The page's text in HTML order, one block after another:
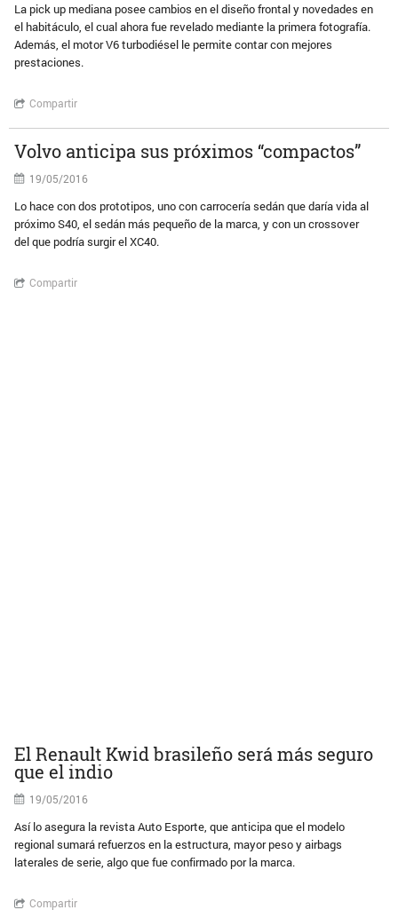
La pick up mediana posee cambios en el diseño frontal y novedades en
el habitáculo, el cual ahora fue revelado mediante la primera fotografía.
Además, el motor V6 turbodiésel le permite contar con mejores
prestaciones.
Compartir
Volvo anticipa sus próximos “compactos”
19/05/2016
Lo hace con dos prototipos, uno con carrocería sedán que daría vida al
próximo S40, el sedán más pequeño de la marca, y con un crossover
del que podría surgir el XC40.
Compartir
El Renault Kwid brasileño será más seguro
que el indio
19/05/2016
Así lo asegura la revista Auto Esporte, que anticipa que el modelo
regional sumará refuerzos en la estructura, mayor peso y airbags
laterales de serie, algo que fue confirmado por la marca.
Compartir